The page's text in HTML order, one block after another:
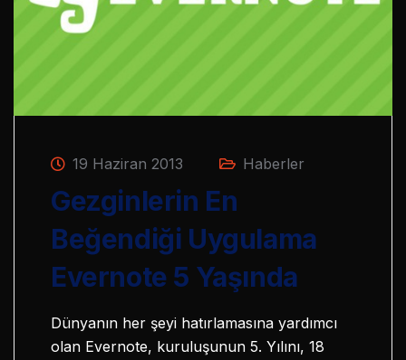
19 Haziran 2013 Haberler
Gezginlerin En
Beğendiği Uygulama
Evernote 5 Yaşında
Dünyanın her şeyi hatırlamasına yardımcı
olan Evernote, kuruluşunun 5. Yılını, 18